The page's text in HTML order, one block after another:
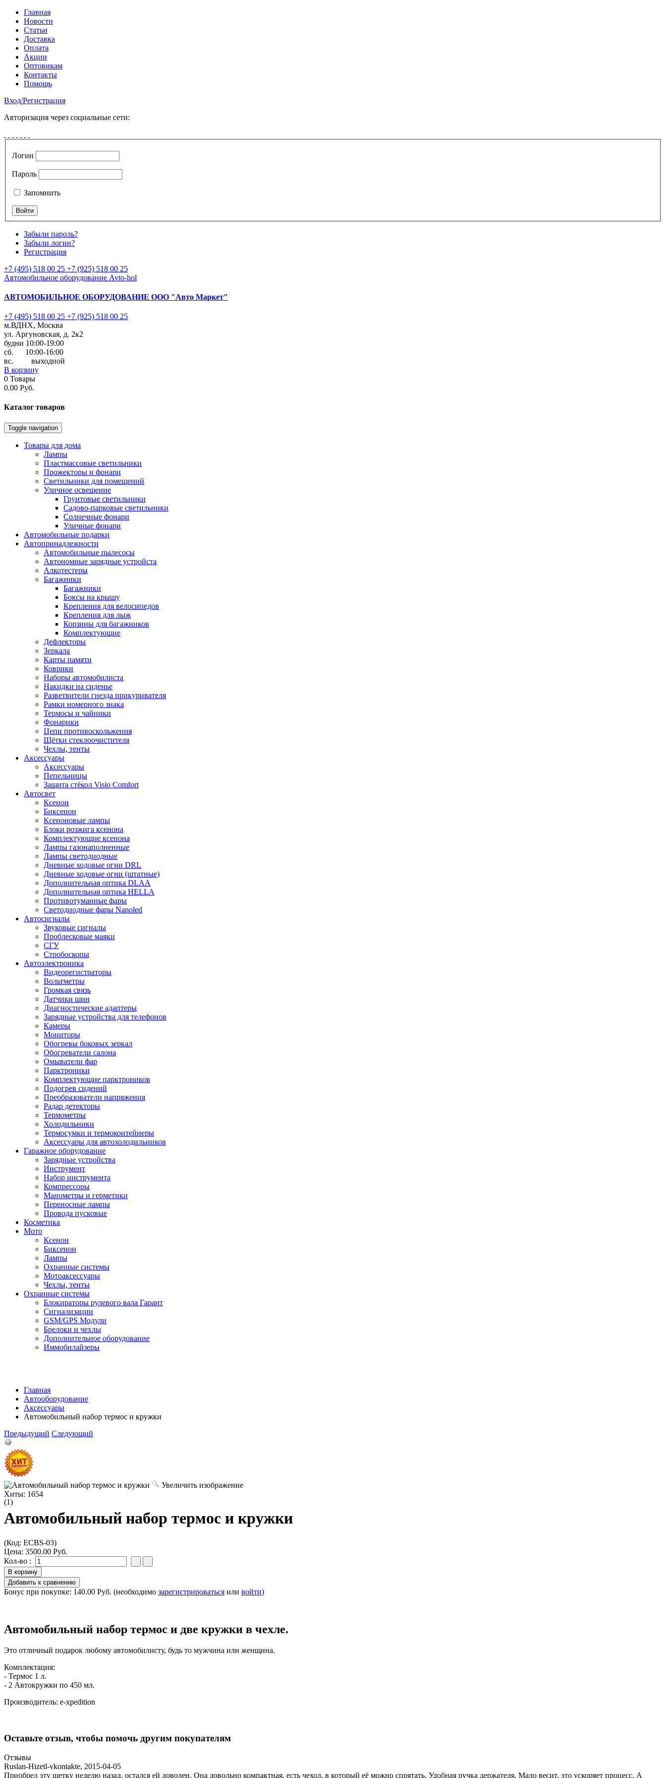
Главная
Новости
Статьи
Доставка
Оплата
Акции
Оптовикам
Контакты
Помощь
Вход/Регистрация
Авторизация через социальные сети:
Логин
Пароль
Запомнить
Забыли пароль?
Забыли логин?
Регистрация
+7 (495) 518 00 25 +7 (925) 518 00 25
Автомобильное оборудование Avto-hol
АВТОМОБИЛЬНОЕ ОБОРУДОВАНИЕ ООО "Авто Маркет"
+7 (495) 518 00 25 +7 (925) 518 00 25
м.ВДНХ, Москва
ул. Аргуновская, д. 2к2
будни 10:00-19:00
cб. 10:00-16:00
вс. выходной
В корзину
0 Товары
0.00 Руб.
Каталог товаров
Toggle navigation
Товары для дома
Лампы
Пластмассовые светильники
Прожекторы и фонари
Светильники для помещений
Уличное освещение
Грунтовые светильники
Садово-парковые светильники
Солнечные фонари
Уличные фонари
Автомобильные подарки
Автопринадлежности
Автомобильные пылесосы
Автономные зарядные устройста
Алкотестеры
Багажники
Багажники
Боксы на крышу
Крепления для велосипедов
Крепления для лыж
Корзины для багажников
Комплектующие
Дефлекторы
Зеркала
Карты памяти
Коврики
Наборы автомобилиста
Накидки на сиденье
Разветвители гнезда прикуривателя
Рамки номерного знака
Термосы и чайники
Фонарики
Цепи противоскольжения
Щётки стеклоочистителя
Чехлы, тенты
Аксессуары
Аксессуары
Пепельницы
Защита стёкол Visio Comfort
Автосвет
Ксенон
Биксенон
Ксеноновые лампы
Блоки розжига ксенона
Комплектующие ксенона
Лампы газонаполненные
Лампы светодиодные
Дневные ходовые огни DRL
Дневные ходовые огни (штатные)
Дополнительная оптика DLAA
Дополнительная оптика HELLA
Противотуманные фары
Светодиодные фары Nanoled
Автосигналы
Звуковые сигналы
Проблесковые маяки
СГУ
Стробоскопы
Автоэлектроника
Видеорегистраторы
Вольтметры
Громкая связь
Датчики шин
Диагностические адаптеры
Зарядные устройства для телефонов
Камеры
Мониторы
Обогревы боковых зеркал
Обогреватели салона
Омыватели фар
Парктроники
Комплектующие парктроников
Подогрев сидений
Преобразователи напряжения
Радар детекторы
Термометры
Холодильники
Термосумки и термоконтейнеры
Аксессуары для автохолодильников
Гаражное оборудование
Зарядные устройства
Инструмент
Набор инструмента
Компрессоры
Манометры и герметики
Переносные лампы
Провода пусковые
Косметика
Мото
Ксенон
Биксенон
Лампы
Охранные системы
Мотоаксессуары
Чехлы, тенты
Охранные системы
Блокираторы рулевого вала Гарант
Сигнализации
GSM/GPS Модули
Брелоки и чехлы
Дополнительное оборудование
Иммобилайзеры
Главная
Автооборудование
Аксессуары
Автомобильный набор термос и кружки
Предыдущий Следующий
Увеличить изображение
Хиты: 1654
(1)
Автомобильный набор термос и кружки
(Код: ECBS-03)
Цена: 3500.00 Руб.
Кол-во :
Бонус при покупке: 140.00 Руб. (необходимо зарегистрироваться или войти)
Автомобильный набор термос и две кружки в чехле.
Это отличный подарок любому автомобилисту, будь то мужчина или женщина.
Комплектация:
- Термос 1 л.
- 2 Автокружки по 450 мл.
Производитель: e-xpedition
Оставьте отзыв, чтобы помочь другим покупателям
Отзывы
Ruslan-Hizetl-vkontakte, 2015-04-05
Приобрел эту щетку неделю назад, остался ей доволен. Она довольно компактная, есть чехол, в который её можно спрятать. Удобная ручка держателя. Мало весит, это ускоряет процесс. А